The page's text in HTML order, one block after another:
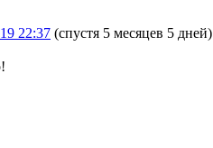
22:37 (спустя 5 месяцев 5 дней)